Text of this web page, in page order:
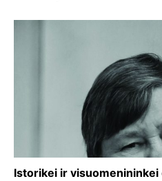
Istorikei ir visuomenininkei